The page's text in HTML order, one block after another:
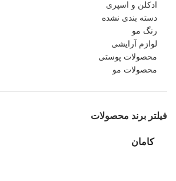
ادکلن و اسپری
دسته بندی نشده
رنگ مو
لوازم آرایشی
محصولات پوستی
محصولات مو
فیلتر برند محصولات
کامان